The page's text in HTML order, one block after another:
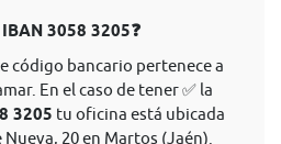
3058 3205❓
código bancario pertenece a
En el caso de tener ✅ la
3205 tu oficina está ubicada
20 en Martos (Jaén).